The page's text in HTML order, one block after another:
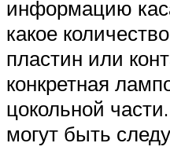
информацию
какое
пластин или
конкретная
цокольной
могут быть